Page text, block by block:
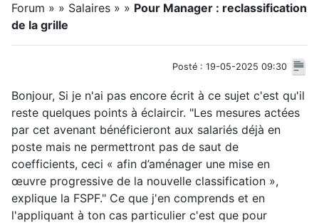
Forum » » Salaires » » Pour Manager : reclassification
de la grille
Posté : 19-05-2025 09:30
Bonjour, Si je n'ai pas encore écrit à ce sujet c'est qu'il
reste quelques points à éclaircir. "Les mesures actées
par cet avenant bénéficieront aux salariés déjà en
poste mais ne permettront pas de saut de
coefficients, ceci « afin d’aménager une mise en
œuvre progressive de la nouvelle classification »,
explique la FSPF." Ce que j'en comprends et en
l'appliquant à ton cas particulier c'est que pour